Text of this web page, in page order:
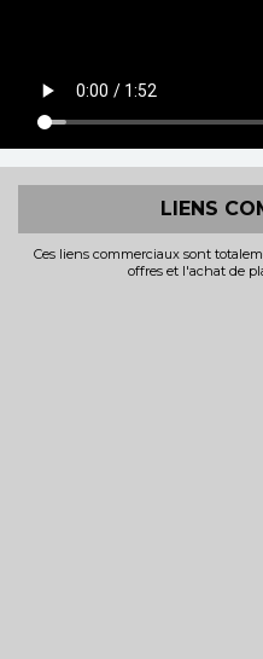
LIENS
Ces liens commerciaux sont
offres et l'achat de